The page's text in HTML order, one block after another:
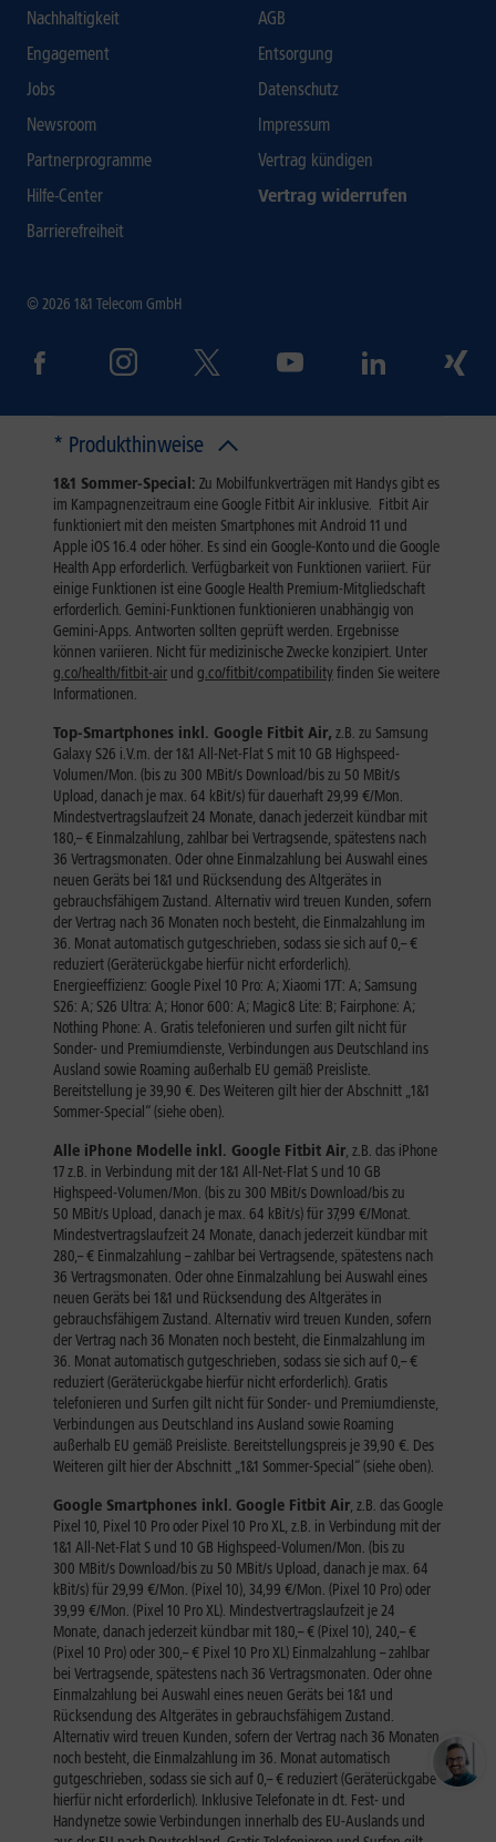
Nachhaltigkeit
Engagement
Jobs
Newsroom
Partnerprogramme
Hilfe-Center
Barrierefreiheit
AGB
Entsorgung
Datenschutz
Impressum
Vertrag kündigen
Vertrag widerrufen
© 2026 1&1 Telecom GmbH